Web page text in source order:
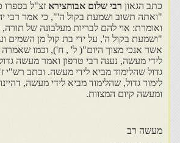
כתב הגאון רבי שלום אבוחצירא זצ"ל
"ואתה תשוב ושמעת בקול ה'", כי אמר רבי
ואומרת: אוי להם לבריות מעלבונה של
"ושמעת בקול ה', על ידי בת קול מן השמים
אשר אנכי מצוך היום"( ל' , ח'), וכמו
לידי מעשה, נענה רבי טרפון ואמר מעשה
גדול שהלימוד מביא לידי מעשה. וכתב רש"י
לימוד גדול, שהלימוד מביא לידי מעשה,
ומעשה קיום המצוות.
מעשה רב